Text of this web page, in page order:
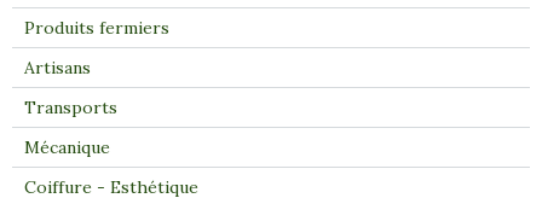
Produits fermiers
Artisans
Transports
Mécanique
Coiffure - Esthétique